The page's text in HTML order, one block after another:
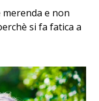
merenda e non
si fa fatica a